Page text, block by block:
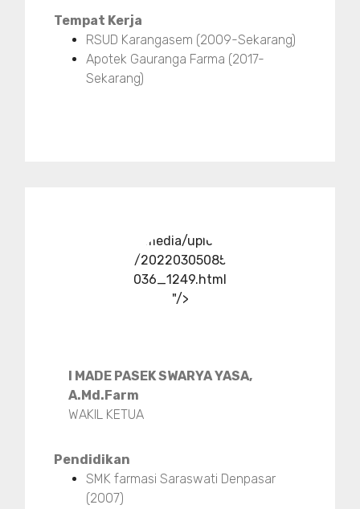
Tempat Kerja
RSUD Karangasem (2009-Sekarang)
Apotek Gauranga Farma (2017-
Sekarang)
../media/upload
/20220305085
036_1249.html
"/>
I MADE PASEK SWARYA YASA,
A.Md.Farm
WAKIL KETUA
Pendidikan
SMK farmasi Saraswati Denpasar
(2007)